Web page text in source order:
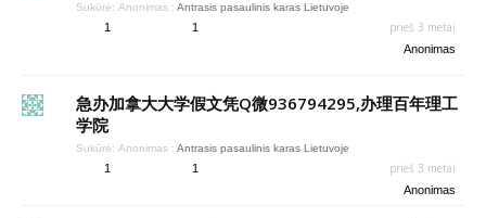
Sukūrė: Anonimas : Antrasis pasaulinis karas Lietuvoje
1 1 prieš 3 metai
Anonimas
急办加拿大大学假文凭Q微936794295,办理百年理工
学院
Sukūrė: Anonimas : Antrasis pasaulinis karas Lietuvoje
1 1 prieš 3 metai
Anonimas